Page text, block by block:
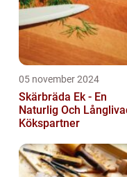
05 november 2024
Skärbräda Ek - En
Naturlig Och
Kökspartner